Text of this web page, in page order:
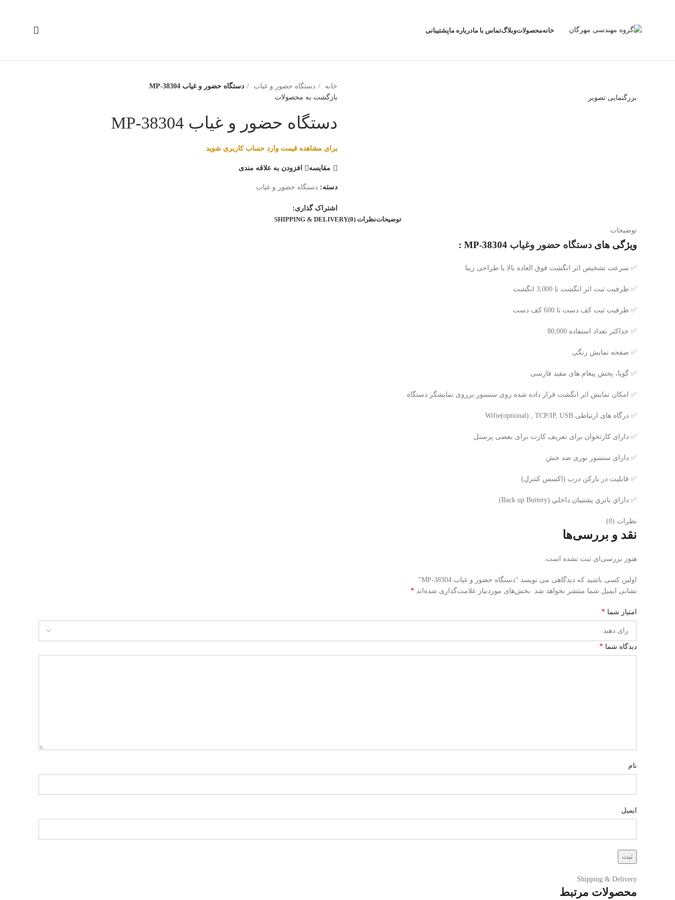
خانهمحصولاتوبلاگتماس با مادرباره ماپشتیبانی
بزرگنمایی تصویر
خانه دستگاه حضور و غیاب
دستگاه حضور و غیاب MP-38304
بازگشت به محصولات
دستگاه حضور و غیاب MP-38304
برای مشاهده قیمت وارد حساب کاربری شوید
مقایسه افزودن به علاقه مندی
دسته: دستگاه حضور و غیاب
اشتراک گذاری:
توضیحاتنظرات (0)
SHIPPING & DELIVERY
توضیحات
ویژگی های دستگاه حضور وغیاب
✅ سرعت تشخیص اثر انگشت فوق العاده بالا با طراحی زیبا
✅ ظرفیت ثبت اثر انگشت تا 3,000 انگشت
✅ ظرفیت ثبت کف دست تا 600 کف دست
✅ حداکثر تعداد استفاده 80,000
✅ صفحه نمایش رنگی
✅ گویا، پخش پیغام های مفید فارسی
✅ امکان نمایش اثر انگشت قرار داده شده روی سنسور برروی نمایشگر دستگاه
✅ درگاه های ارتباطی Wifie(optional) , TCP/IP, USB
✅ دارای کارتخوان برای تعریف کارت برای بعضی پرسنل
✅ دارای سنسور نوری ضد خش
✅ قابلیت در بازکن درب (اكسس كنترل)
✅ داراي باتري پشتيبان داخلي (Back up Buttery)
نظرات (0)
نقد و بررسی‌ها
هنوز بررسی‌ای ثبت نشده است.
اولین کسی باشید که دیدگاهی می نویسد “دستگاه حضور و غیاب MP-38304”
نشانی ایمیل شما منتشر نخواهد شد. بخش‌های موردنیاز علامت‌گذاری شده‌اند *
امتیاز شما *
دیدگاه شما *
نام
ایمیل
Shipping & Delivery
محصولات مرتبط